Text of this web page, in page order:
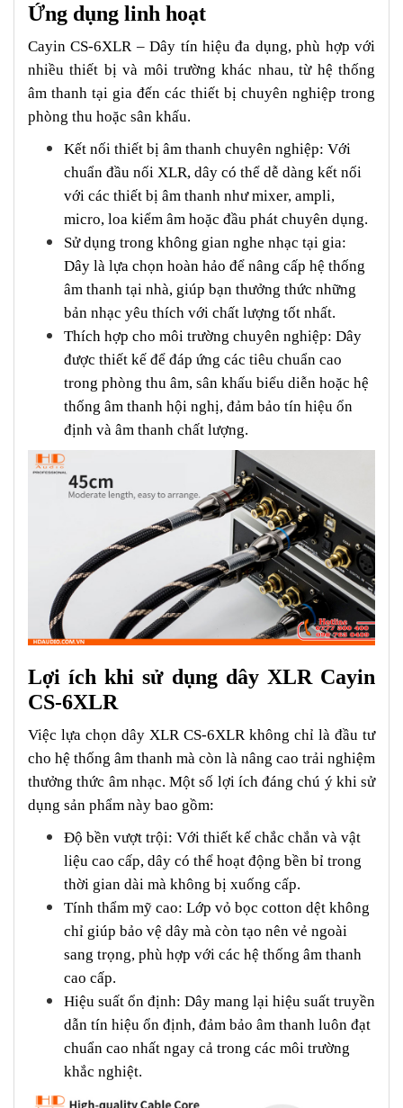
Ứng dụng linh hoạt
Cayin CS-6XLR – Dây tín hiệu đa dụng, phù hợp với
nhiều thiết bị và môi trường khác nhau, từ hệ thống
âm thanh tại gia đến các thiết bị chuyên nghiệp trong
phòng thu hoặc sân khấu.
Kết nối thiết bị âm thanh chuyên nghiệp: Với
chuẩn đầu nối XLR, dây có thể dễ dàng kết nối
với các thiết bị âm thanh như mixer, ampli,
micro, loa kiểm âm hoặc đầu phát chuyên dụng.
Sử dụng trong không gian nghe nhạc tại gia:
Dây là lựa chọn hoàn hảo để nâng cấp hệ thống
âm thanh tại nhà, giúp bạn thưởng thức những
bản nhạc yêu thích với chất lượng tốt nhất.
Thích hợp cho môi trường chuyên nghiệp: Dây
được thiết kế để đáp ứng các tiêu chuẩn cao
trong phòng thu âm, sân khấu biểu diễn hoặc hệ
thống âm thanh hội nghị, đảm bảo tín hiệu ổn
định và âm thanh chất lượng.
Lợi ích khi sử dụng dây XLR Cayin
CS-6XLR
Việc lựa chọn dây XLR CS-6XLR không chỉ là đầu tư
cho hệ thống âm thanh mà còn là nâng cao trải nghiệm
thưởng thức âm nhạc. Một số lợi ích đáng chú ý khi sử
dụng sản phẩm này bao gồm:
Độ bền vượt trội: Với thiết kế chắc chắn và vật
liệu cao cấp, dây có thể hoạt động bền bỉ trong
thời gian dài mà không bị xuống cấp.
Tính thẩm mỹ cao: Lớp vỏ bọc cotton dệt không
chỉ giúp bảo vệ dây mà còn tạo nên vẻ ngoài
sang trọng, phù hợp với các hệ thống âm thanh
cao cấp.
Hiệu suất ổn định: Dây mang lại hiệu suất truyền
dẫn tín hiệu ổn định, đảm bảo âm thanh luôn đạt
chuẩn cao nhất ngay cả trong các môi trường
khắc nghiệt.